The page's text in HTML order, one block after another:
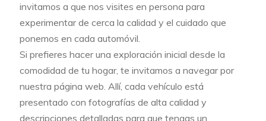
invitamos a que nos visites en persona para
experimentar de cerca la calidad y el cuidado que
ponemos en cada automóvil.
Si prefieres hacer una exploración inicial desde la
comodidad de tu hogar, te invitamos a navegar por
nuestra página web. Allí, cada vehículo está
presentado con fotografías de alta calidad y
descripciones detalladas para que tengas un